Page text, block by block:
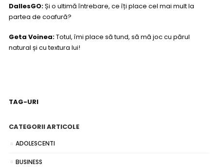
DallesGO:Și o ultimă întrebare, ce îți place cel mai mult la
partea de coafură?
Geta Voinea:Totul, îmi place să tund, să mă joc cu părul
natural și cu textura lui!
TAG-URI
CATEGORII ARTICOLE
ADOLESCENTI
BUSINESS